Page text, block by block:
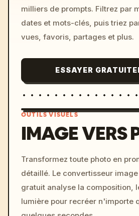
milliers de prompts. Filtrez par
dates et mots-clés, puis triez
vues, favoris, partages et plus.
ESSAYER
c,
OUTILS VISUELS
IMAGE VERS
Transformez toute photo en
détaillé. Le convertisseur
gratuit analyse la composition,
lumière pour recréer n'importe